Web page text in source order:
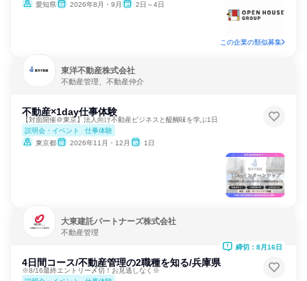
愛知県
2026年8月・9月 2日～4日
この企業の類似募集
東洋不動産株式会社
不動産管理、不動産仲介
不動産×1day仕事体験
【対面開催＠東京】法人向け不動産ビジネスと醍醐味を学ぶ1日
説明会・イベント
仕事体験
東京都
2026年11月・12月 1日
大東建託パートナーズ株式会社
不動産管理
4日間コース/不動産管理の2職種を知る/兵庫県
※8/16最終エントリー〆切！お見逃しなく※
締切：8月16日